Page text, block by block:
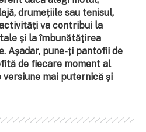
drumețiile sau tenisul,
va contribui la
și la îmbunătățirea
Așadar, pune-ți pantofii de
de fiecare moment al
versiune mai puternică și